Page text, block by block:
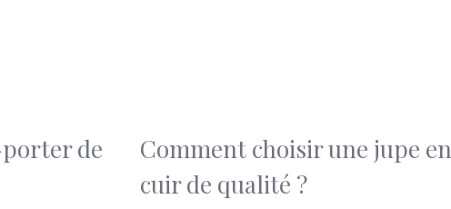
de
Comment choisir une jupe en
cuir de qualité ?